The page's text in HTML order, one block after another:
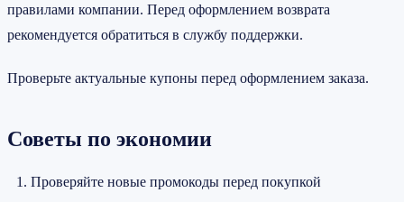
правилами компании. Перед оформлением возврата
рекомендуется обратиться в службу поддержки.
Проверьте актуальные купоны перед оформлением заказа.
Советы по экономии
Проверяйте новые промокоды перед покупкой